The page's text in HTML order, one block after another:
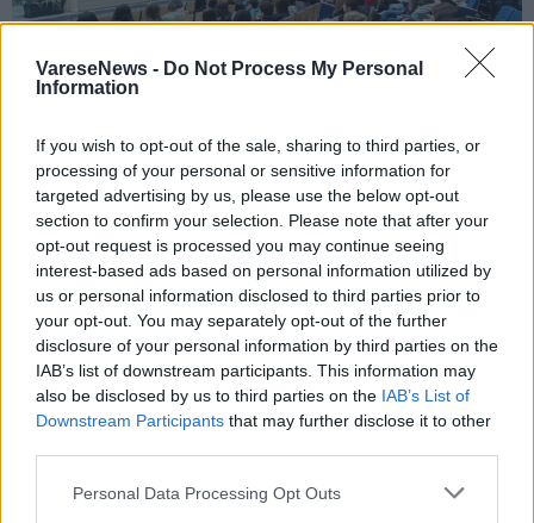
VareseNews - Do Not Process My Personal
Information
If you wish to opt-out of the sale, sharing to third parties, or
processing of your personal or sensitive information for
targeted advertising by us, please use the below opt-out
section to confirm your selection. Please note that after your
opt-out request is processed you may continue seeing
interest-based ads based on personal information utilized by
us or personal information disclosed to third parties prior to
your opt-out. You may separately opt-out of the further
disclosure of your personal information by third parties on the
IAB’s list of downstream participants. This information may
also be disclosed by us to third parties on the IAB’s List of
Downstream Participants that may further disclose it to other
Personal Data Processing Opt Outs
L’Einaudi di Varese ospita il MEET School
Impara Digitale Tour per riflettere su
scuola, AI e lavoro del futuro